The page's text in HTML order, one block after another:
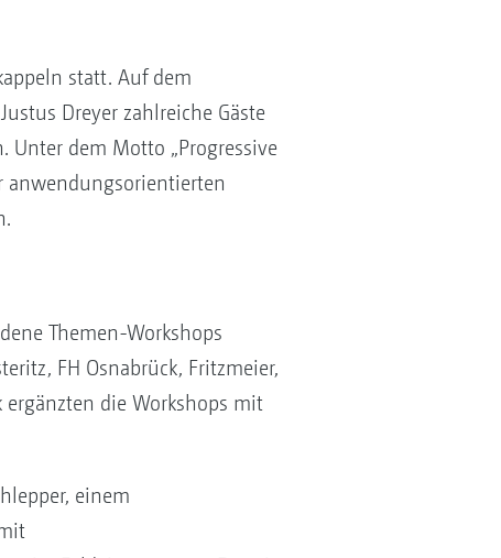
statt. Auf dem
Dreyer zahlreiche Gäste
Unter dem Motto „Progressive
anwendungsorientierten
Themen-Workshops
FH Osnabrück, Fritzmeier,
ergänzten die Workshops mit
einem